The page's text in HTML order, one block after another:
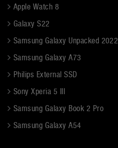
Apple Watch 8
Galaxy S22
Samsung Galaxy Unpacked 2022
Samsung Galaxy A73
Philips External SSD
Sony Xperia 5 III
Samsung Galaxy Book 2 Pro
Samsung Galaxy A54